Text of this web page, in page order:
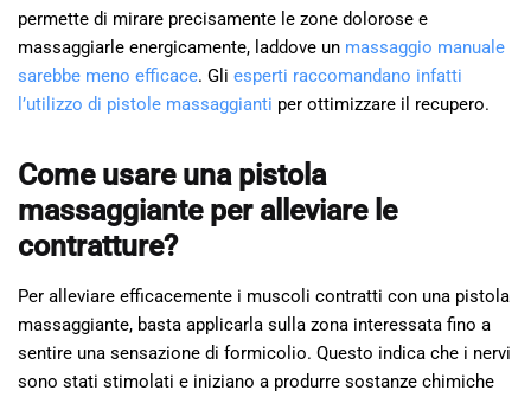
permette di mirare precisamente le zone dolorose e
massaggiarle energicamente, laddove un massaggio manuale
sarebbe meno efficace. Gli esperti raccomandano infatti
l’utilizzo di pistole massaggianti per ottimizzare il recupero.
Come usare una pistola
massaggiante per alleviare le
contratture?
Per alleviare efficacemente i muscoli contratti con una pistola
massaggiante, basta applicarla sulla zona interessata fino a
sentire una sensazione di formicolio. Questo indica che i nervi
sono stati stimolati e iniziano a produrre sostanze chimiche